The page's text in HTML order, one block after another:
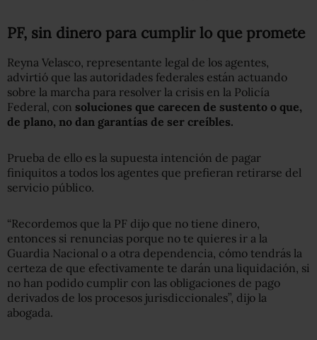
PF, sin dinero para cumplir lo que promete
Reyna Velasco, representante legal de los agentes,
advirtió que las autoridades federales están actuando
sobre la marcha para resolver la crisis en la Policía
Federal, con soluciones que carecen de sustento o que,
de plano, no dan garantías de ser creíbles.
Prueba de ello es la supuesta intención de pagar
finiquitos a todos los agentes que prefieran retirarse del
servicio público.
“Recordemos que la PF dijo que no tiene dinero,
entonces si renuncias porque no te quieres ir a la
Guardia Nacional o a otra dependencia, cómo tendrás la
certeza de que efectivamente te darán una liquidación, si
no han podido cumplir con las obligaciones de pago
derivados de los procesos jurisdiccionales”, dijo la
abogada.